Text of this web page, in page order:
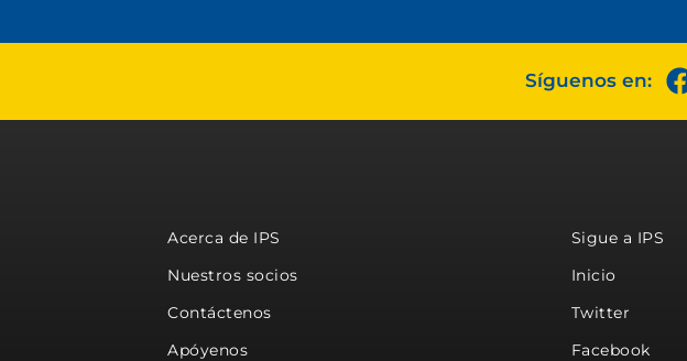
Síguenos en:
Acerca de IPS
Nuestros socios
Contáctenos
Apóyenos
Sigue a IPS
Inicio
Twitter
Facebook